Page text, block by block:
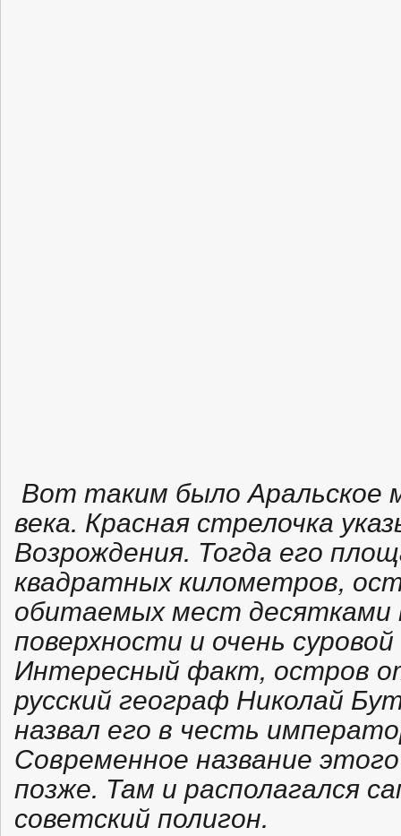
Вот таким было Аральское
века. Красная стрелочка
Возрождения. Тогда его
квадратных километров,
обитаемых мест десятками
поверхности и очень
Интересный факт, остров
русский географ Николай
назвал его в честь
Современное название
позже. Там и располагался
советский полигон.